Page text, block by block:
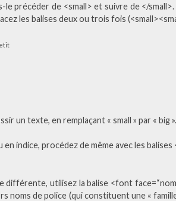
précéder de <small> et suivre de </small>.
les balises deux ou trois fois
un texte, en remplaçant « small » par « big ».
indice, procédez de même avec les
différente, utilisez la balise <font
noms de police (qui constituent une «